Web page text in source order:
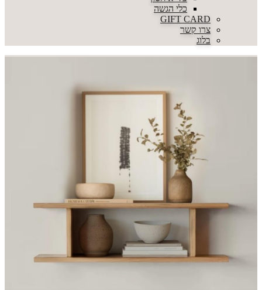
כלי הגשה
GIFT CARD
צרו קשר
בלוג